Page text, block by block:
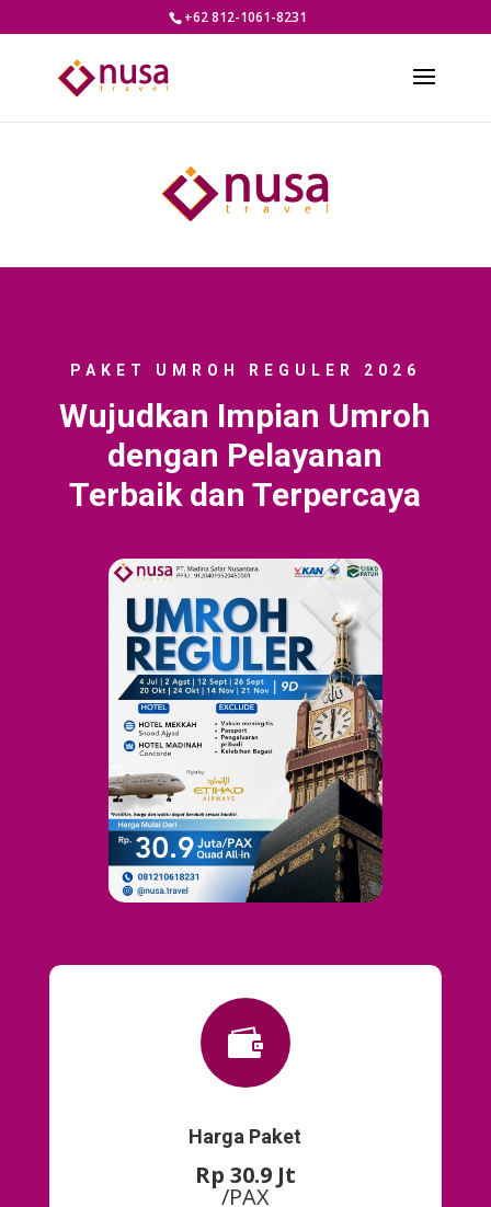
+62 812-1061-8231
PAKET UMROH REGULER 2026
Wujudkan Impian Umroh
dengan Pelayanan
Terbaik dan Terpercaya

Harga Paket
Rp 30.9 Jt
/PAX